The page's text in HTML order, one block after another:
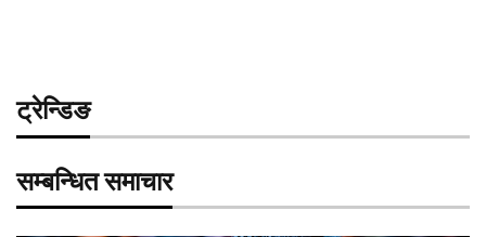
ट्रेन्डिङ
सम्बन्धित समाचार